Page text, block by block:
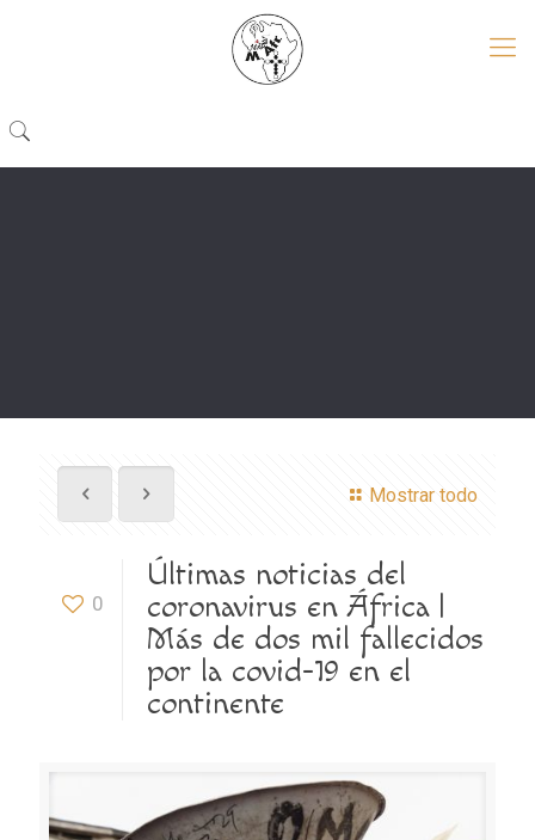
Mostrar todo
0
Últimas noticias del
coronavirus en África |
Más de dos mil fallecidos
por la covid-19 en el
continente